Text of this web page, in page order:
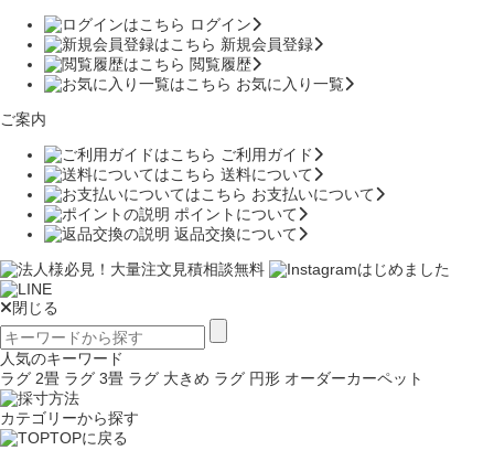
ログイン
新規会員登録
閲覧履歴
お気に入り一覧
ご案内
ご利用ガイド
送料について
お支払いについて
ポイントについて
返品交換について
閉じる
人気のキーワード
ラグ 2畳 ラグ 3畳 ラグ 大きめ ラグ 円形 オーダーカーペット
カテゴリーから探す
TOPに戻る